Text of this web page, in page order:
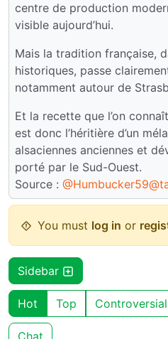
centre de production
visible aujourd’hui.
Mais la tradition française,
historiques, passe
notamment autour de
Et la recette que l’on
est donc l’héritière d’un
alsaciennes anciennes et
porté par le Sud-Ouest.
Source :
You must log in or
Sidebar
Hot Top Controversial